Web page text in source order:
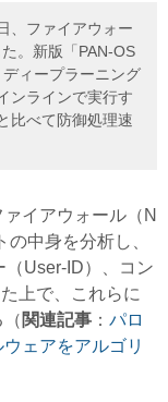
、ファイアウォー
。新版「PAN-OS
ィープラーニング
ンラインで実行す
比べて防御処理速
イアウォール（N
中身を分析し、
User-ID）、コン
上で、これらに
関連記事 ： パロ
ェアをアルゴリ